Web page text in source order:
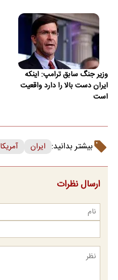
وزیر جنگ سابق ترامپ: اینکه
ایران دست بالا را دارد واقعیت
است
بیشتر بدانید: ایران آمریکا
ارسال نظرات